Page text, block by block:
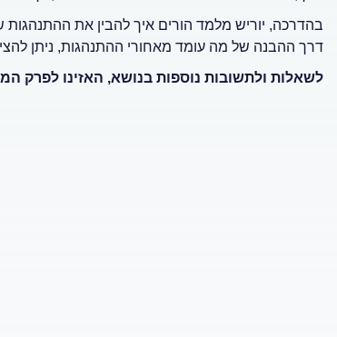
בהדרכה, יוריש מלמד הורים איך להבין את
דרך ההבנה של מה עומד מאחורי ההתנהגות, ניתן
לשאלות ולתשובות נוספות בנושא, האזינו לפרק